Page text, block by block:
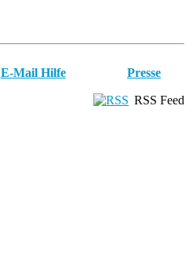
E-Mail Hilfe Presse
RSS Feed